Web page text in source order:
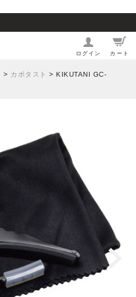
ログイン カート
> カポタスト > KIKUTANI GC-